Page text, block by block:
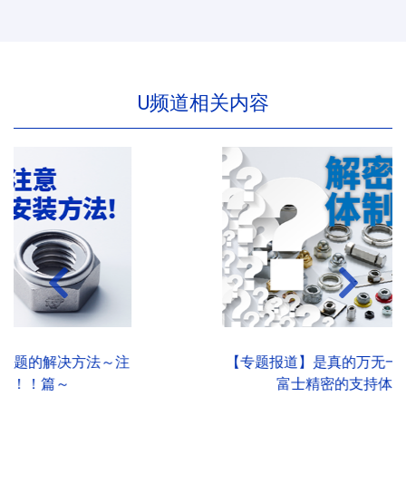
U频道相关内容
【专题报道】是真的万无一失吗？解密